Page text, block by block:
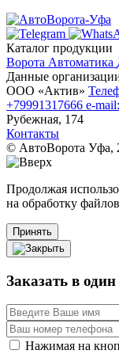
Каталог продукции
Ворота Автоматика
Данные
ООО «‎Актив»‎
+79991317666 e-
Рубежная, 174
Контакты
© АвтоВорота Уфа,
Продолжая
на обработку
Принять
Заказать в
Нажимая на